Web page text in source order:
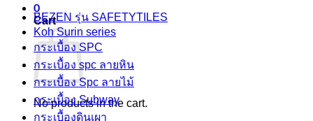
0
Cart
No products in the cart.
BEZEN รุ่น SAFETYTILES
Koh Surin series
กระเบื้อง SPC
กระเบื้อง spc ลายหิน
กระเบื้อง Spc ลายไม้
กระเบื้อง Subway
กระเบื้องดินเผา